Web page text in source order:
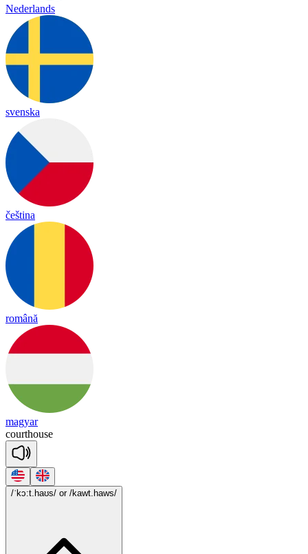
Nederlands
svenska
čeština
română
magyar
courthouse
/ˈkɔ:t.haʊs/ or /kawt.haws/